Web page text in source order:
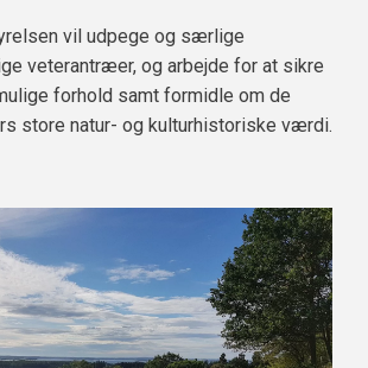
vil udpege og særlige
veterantræer, og arbejde for at sikre
forhold samt formidle om de
store natur- og kulturhistoriske værdi.